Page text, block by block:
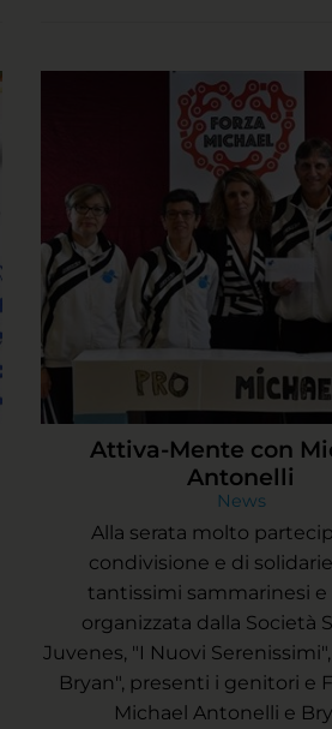
Attiva-Mente con
Antonelli
News
Alla serata molto
condivisione e di
tantissimi sammarinesi e
organizzata dalla Società
Juvenes, "I Nuovi
Bryan", presenti i genitori e
Michael Antonelli e